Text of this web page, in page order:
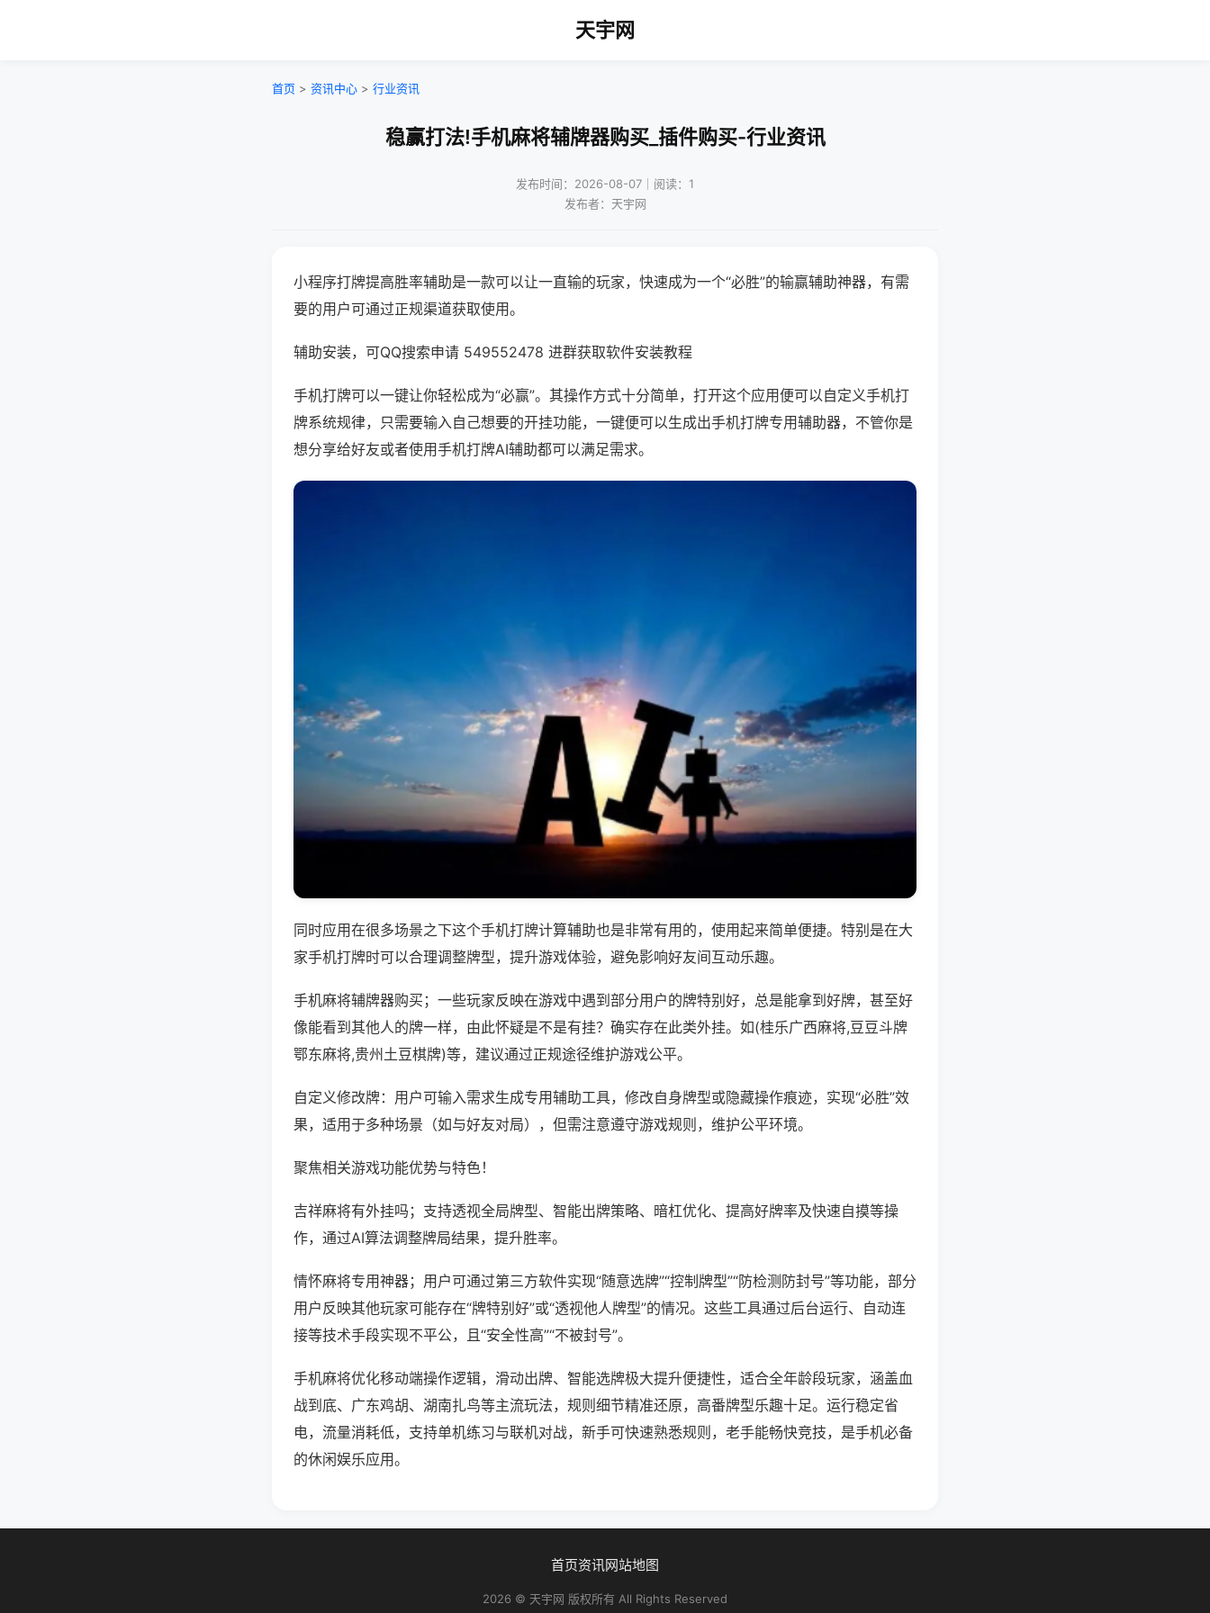
天宇网
首页 > 资讯中心 > 行业资讯
稳赢打法!手机麻将辅牌器购买_插件购买-行业资讯
发布时间：2026-08-07｜阅读：1
发布者：天宇网
小程序打牌提高胜率辅助是一款可以让一直输的玩家，快速成为一个“必胜”的输赢辅助神器，有需
要的用户可通过正规渠道获取使用。
辅助安装，可QQ搜索申请 549552478 进群获取软件安装教程
手机打牌可以一键让你轻松成为“必赢”。其操作方式十分简单，打开这个应用便可以自定义手机打
牌系统规律，只需要输入自己想要的开挂功能，一键便可以生成出手机打牌专用辅助器，不管你是
想分享给好友或者使用手机打牌AI辅助都可以满足需求。
同时应用在很多场景之下这个手机打牌计算辅助也是非常有用的，使用起来简单便捷。特别是在大
家手机打牌时可以合理调整牌型，提升游戏体验，避免影响好友间互动乐趣。
手机麻将辅牌器购买；一些玩家反映在游戏中遇到部分用户的牌特别好，总是能拿到好牌，甚至好
像能看到其他人的牌一样，由此怀疑是不是有挂？确实存在此类外挂。如(桂乐广西麻将,豆豆斗牌
鄂东麻将,贵州土豆棋牌)等，建议通过正规途径维护游戏公平。
自定义修改牌：用户可输入需求生成专用辅助工具，修改自身牌型或隐藏操作痕迹，实现“必胜”效
果，适用于多种场景（如与好友对局），但需注意遵守游戏规则，维护公平环境。
聚焦相关游戏功能优势与特色！
吉祥麻将有外挂吗；支持透视全局牌型、智能出牌策略、暗杠优化、提高好牌率及快速自摸等操
作，通过AI算法调整牌局结果，提升胜率。
情怀麻将专用神器；用户可通过第三方软件实现“随意选牌”“控制牌型”“防检测防封号”等功能，部分
用户反映其他玩家可能存在“牌特别好”或“透视他人牌型”的情况。这些工具通过后台运行、自动连
接等技术手段实现不平公，且“安全性高”“不被封号”。
手机麻将优化移动端操作逻辑，滑动出牌、智能选牌极大提升便捷性，适合全年龄段玩家，涵盖血
战到底、广东鸡胡、湖南扎鸟等主流玩法，规则细节精准还原，高番牌型乐趣十足。运行稳定省
电，流量消耗低，支持单机练习与联机对战，新手可快速熟悉规则，老手能畅快竞技，是手机必备
的休闲娱乐应用。
首页资讯网站地图
2026 © 天宇网 版权所有 All Rights Reserved